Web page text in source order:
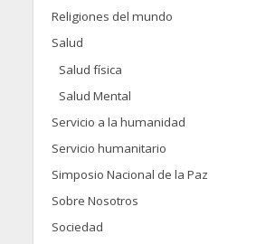
Religiones del mundo
Salud
Salud física
Salud Mental
Servicio a la humanidad
Servicio humanitario
Simposio Nacional de la Paz
Sobre Nosotros
Sociedad